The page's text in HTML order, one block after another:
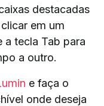
destacadas
em um
a tecla Tab para
a outro.
e faça o
onde deseja